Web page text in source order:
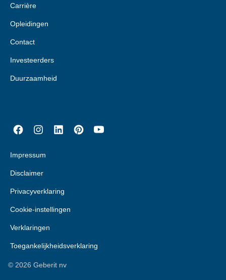
Carrière
Opleidingen
Contact
Investeerders
Duurzaamheid
Impressum
Disclaimer
Privacyverklaring
Cookie-instellingen
Verklaringen
Toegankelijkheidsverklaring
© 2026 Geberit nv